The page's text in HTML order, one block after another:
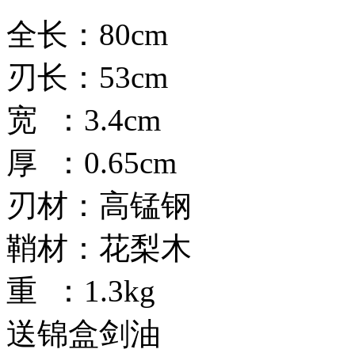
全长：80cm
刃长：53cm
宽 ：3.4cm
厚 ：0.65cm
刃材：高锰钢
鞘材：花梨木
重 ：1.3kg
送锦盒剑油